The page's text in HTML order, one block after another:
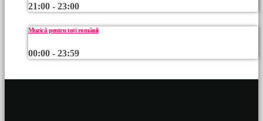
21:00 - 23:00
Muzică pentru toți românii
00:00 - 23:59